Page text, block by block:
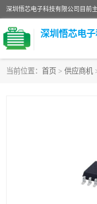
深圳悟芯电
当前位置： 首页 > 供应商机